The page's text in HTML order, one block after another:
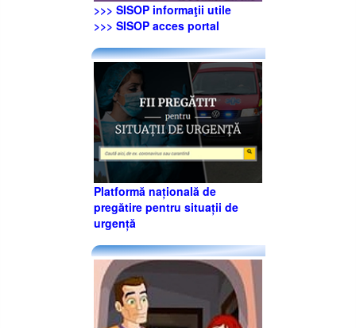
>>> SISOP informaţii utile
>>> SISOP acces portal
Platformă națională de
pregătire pentru situații de
urgență